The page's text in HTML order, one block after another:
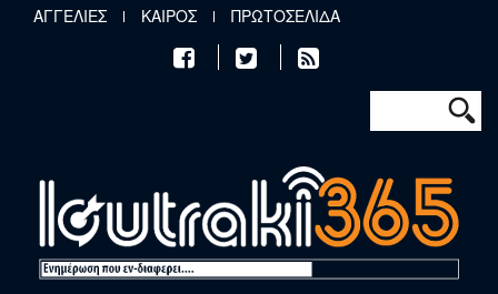
Παράκαμψη προς το κυρίως περιεχόμενο
ΑΓΓΕΛΙΕΣ ΚΑΙΡΟΣ ΠΡΩΤΟΣΕΛΙΔΑ
Φόρμα
Αναζήτηση